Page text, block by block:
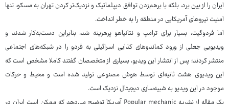
ایران را از بین برد، بلکه با برهم‌زدن توافق دیپلماتیک و نزدیک‌تر کردن تهران به مسکو، تنها
امنیت نیروهای آمریکایی در منطقه را به خطر انداخت.
اما فردوگیت، بسیار برای ترامپ و نتانیاهو پرهزینه شد، بنابراین دست‌به‌کار شدند و
ویدیویی جعلی از ورود کماندوهای کذایی اسرائیلی به فردو را در شبکه‌های اجتماعی
منتشر کردند؛ پس از انتشار این ویدیو، بسیاری از متخصصان گفتند کاملا مشخص است که
این ویدیوی هشت ثانیه‌ای توسط هوش مصنوعی تولید شده است و محیط و حرکات
موجود در این ویدیو به شبیه‌سازی دیجیتال نزدیک است.